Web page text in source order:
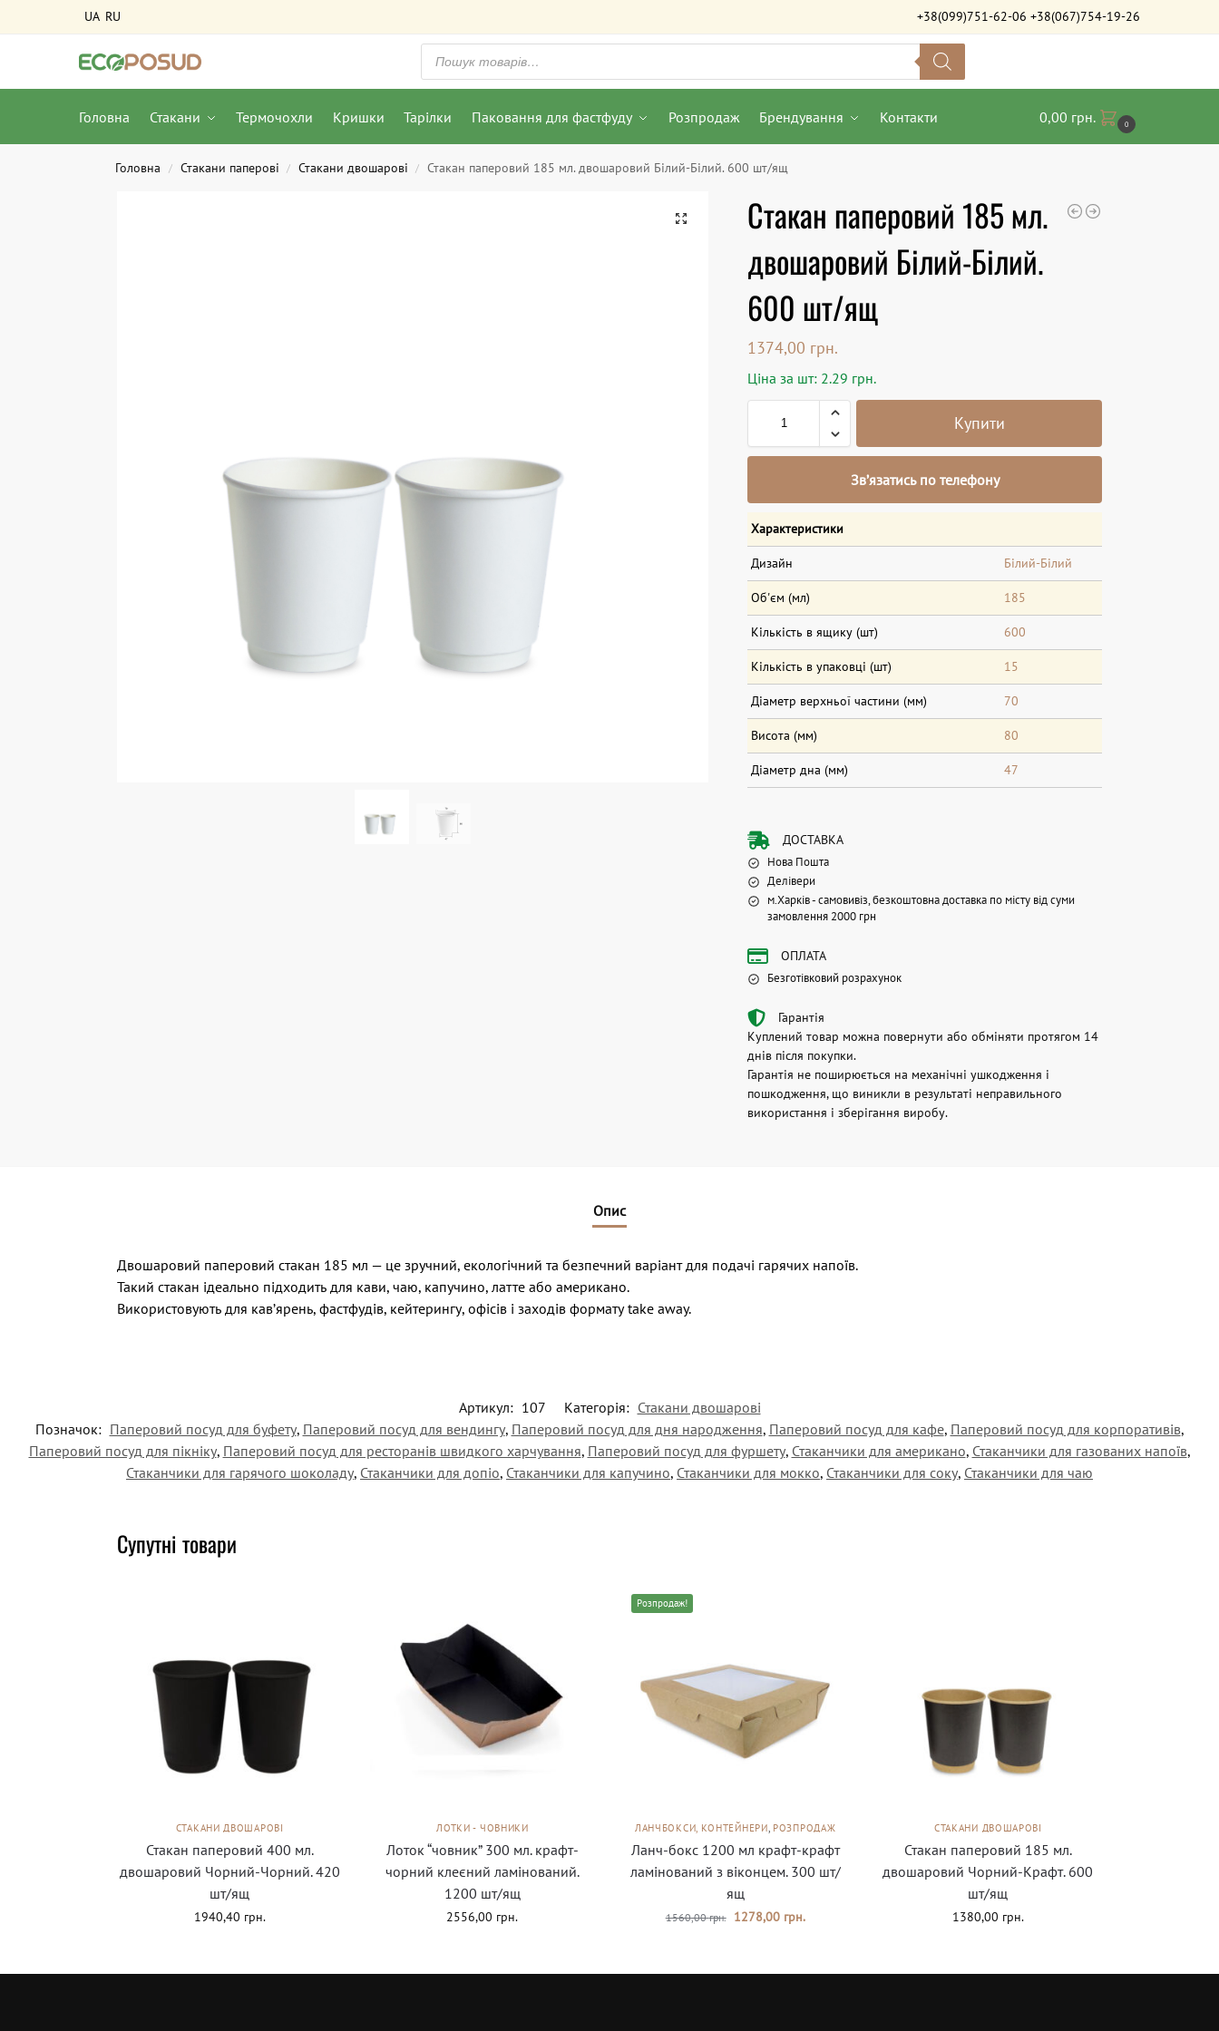
UA RU +38(099)751-62-06 +38(067)754-19-26
Головна Стакани Термочохли Кришки Тарілки Паковання для фастфуду Розпродаж Брендування Контакти 0,00 грн. 0
Головна / Стакани паперові / Стакани двошарові / Стакан паперовий 185 мл. двошаровий Білий-Білий. 600 шт/ящ
Стакан паперовий 185 мл.
двошаровий Білий-Білий.
600 шт/ящ
1374,00 грн.
Ціна за шт: 2.29 грн.
Купити
Зв’язатись по телефону
Характеристики
Дизайн Білий-Білий
Об'єм (мл) 185
Кількість в ящику (шт) 600
Кількість в упаковці (шт) 15
Діаметр верхньої частини (мм) 70
Висота (мм) 80
Діаметр дна (мм) 47
ДОСТАВКА
Нова Пошта
Делівери
м.Харків - самовивіз, безкоштовна доставка по місту від суми
замовлення 2000 грн
ОПЛАТА
Безготівковий розрахунок
Гарантія
Куплений товар можна повернути або обміняти протягом 14
днів після покупки.
Гарантія не поширюється на механічні ушкодження і
пошкодження, що виникли в результаті неправильного
використання і зберігання виробу.
Опис
Двошаровий паперовий стакан 185 мл — це зручний, екологічний та безпечний варіант для подачі гарячих напоїв.
Такий стакан ідеально підходить для кави, чаю, капучино, латте або американо.
Використовують для кав’ярень, фастфудів, кейтерингу, офісів і заходів формату take away.
Артикул: 107 Категорія: Стакани двошарові
Позначок: Паперовий посуд для буфету, Паперовий посуд для вендингу, Паперовий посуд для дня народження, Паперовий посуд для кафе, Паперовий посуд для корпоративів,
Паперовий посуд для пікніку, Паперовий посуд для ресторанів швидкого харчування, Паперовий посуд для фуршету, Стаканчики для американо, Стаканчики для газованих напоїв,
Стаканчики для гарячого шоколаду, Стаканчики для допіо, Стаканчики для капучино, Стаканчики для мокко, Стаканчики для соку, Стаканчики для чаю
Супутні товари
СТАКАНИ ДВОШАРОВІ
Стакан паперовий 400 мл.
двошаровий Чорний-Чорний. 420
шт/ящ
1940,40 грн.
ЛОТКИ - ЧОВНИКИ
Лоток “човник” 300 мл. крафт-
чорний клеєний ламінований.
1200 шт/ящ
2556,00 грн.
Розпродаж!
ЛАНЧБОКСИ, КОНТЕЙНЕРИ, РОЗПРОДАЖ
Ланч-бокс 1200 мл крафт-крафт
ламінований з віконцем. 300 шт/
ящ
1560,00грн. 1278,00 грн.
СТАКАНИ ДВОШАРОВІ
Стакан паперовий 185 мл.
двошаровий Чорний-Крафт. 600
шт/ящ
1380,00 грн.